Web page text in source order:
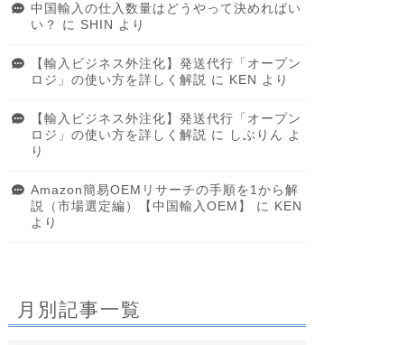
中国輸入の仕入数量はどうやって決めればい
い？
に SHIN より
【輸入ビジネス外注化】発送代行「オープン
ロジ」の使い方を詳しく解説 に KEN より
【輸入ビジネス外注化】発送代行「オープン
ロジ」の使い方を詳しく解説 に しぶりん よ
り
Amazon簡易OEMリサーチの手順を1から解
説（市場選定編）【中国輸入OEM】
に
KEN
より
月別記事一覧